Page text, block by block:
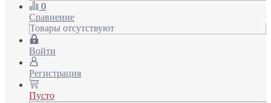
0
Сравнение
Товары отсутствуют
Войти
Регистрация
Пусто